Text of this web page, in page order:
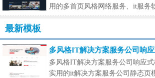
用的多首页风格网络服务、it服务
页模板
最新模板
多风格IT解决方案服务公司响
多风格IT解决方案服务公司响应
实用的it解决方案服务公司静态页